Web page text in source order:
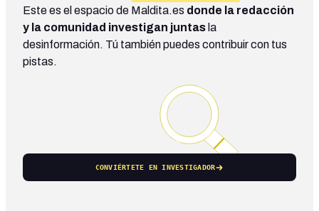
Este es el espacio de Maldita.es donde la redacción
y la comunidad investigan juntas la
desinformación. Tú también puedes contribuir con tus
pistas.
CONVIÉRTETE EN INVESTIGADOR